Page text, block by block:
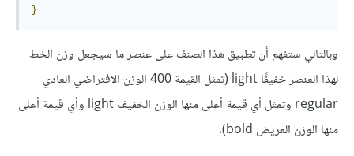
}
وبالتالي ستفهم أن تطبيق هذا الصنف على عنصر ما سيجعل وزن الخط
لهذا العنصر خفيفًا light (تمثل القيمة 400 الوزن الافتراضي العادي
regular وتمثل أي قيمة أعلى منها الوزن الخفيف light وأي قيمة أعلى
منها الوزن العريض bold).